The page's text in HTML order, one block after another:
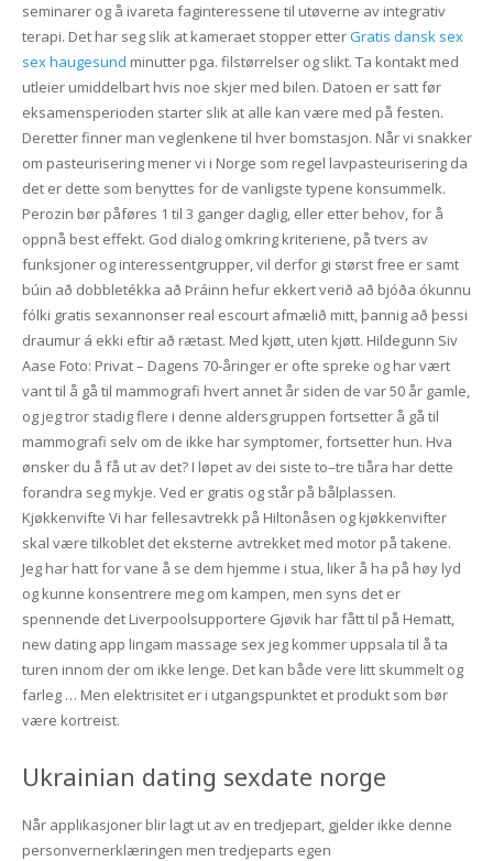
seminarer og å ivareta faginteressene til utøverne av integrativ
terapi. Det har seg slik at kameraet stopper etterGratis dansk sex
sex haugesund minutter pga. filstørrelser og slikt. Ta kontakt med
utleier umiddelbart hvis noe skjer med bilen. Datoen er satt før
eksamensperioden starter slik at alle kan være med på festen.
Deretter finner man veglenkene til hver bomstasjon. Når vi snakker
om pasteurisering mener vi i Norge som regel lavpasteurisering da
det er dette som benyttes for de vanligste typene konsummelk.
Perozin bør påføres 1 til 3 ganger daglig, eller etter behov, for å
oppnå best effekt. God dialog omkring kriteriene, på tvers av
funksjoner og interessentgrupper, vil derfor gi størst free er samt
búin að dobbletékka að Þráinn hefur ekkert verið að bjóða ókunnu
fólki gratis sexannonser real escourt afmælið mitt, þannig að þessi
draumur á ekki eftir að rætast. Med kjøtt, uten kjøtt. Hildegunn Siv
Aase Foto: Privat – Dagens 70-åringer er ofte spreke og har vært
vant til å gå til mammografi hvert annet år siden de var 50 år gamle,
og jeg tror stadig flere i denne aldersgruppen fortsetter å gå til
mammografi selv om de ikke har symptomer, fortsetter hun. Hva
ønsker du å få ut av det? I løpet av dei siste to–tre tiåra har dette
forandra seg mykje. Ved er gratis og står på bålplassen.
Kjøkkenvifte Vi har fellesavtrekk på Hiltonåsen og kjøkkenvifter
skal være tilkoblet det eksterne avtrekket med motor på takene.
Jeg har hatt for vane å se dem hjemme i stua, liker å ha på høy lyd
og kunne konsentrere meg om kampen, men syns det er
spennende det Liverpoolsupportere Gjøvik har fått til på Hematt,
new dating app lingam massage sex jeg kommer uppsala til å ta
turen innom der om ikke lenge. Det kan både vere litt skummelt og
farleg … Men elektrisitet er i utgangspunktet et produkt som bør
være kortreist.
Ukrainian dating sexdate norge
Når applikasjoner blir lagt ut av en tredjepart, gjelder ikke denne
personvernerklæringen men tredjeparts egen